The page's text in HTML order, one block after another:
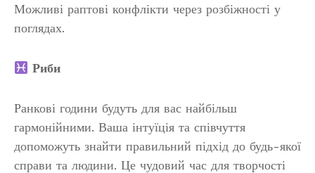
Можливі раптові конфлікти через розбіжності у
поглядах.
Риби
Ранкові години будуть для вас найбільш
гармонійними. Ваша інтуїція та співчуття
допоможуть знайти правильний підхід до будь-якої
справи та людини. Це чудовий час для творчості